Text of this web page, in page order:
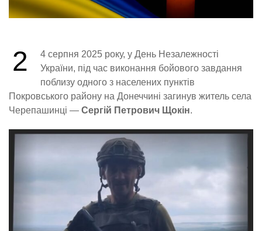
2
4 серпня 2025 року, у День Незалежності
України, під час виконання бойового завдання
поблизу одного з населених пунктів
Покровського району на Донеччині загинув житель села
Черепашинці — Сергій Петрович Щокін.